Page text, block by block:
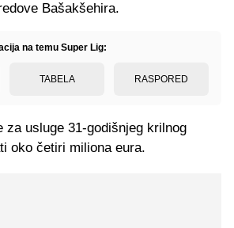
Bašakšehira.
na temu Super Lig:
TABELA RASPORED
za usluge 31-godišnjeg krilnog
oko četiri miliona eura.